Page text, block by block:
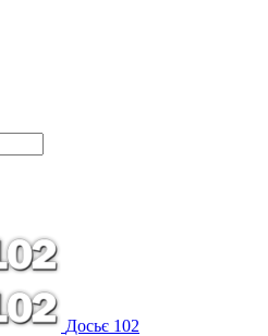
Досьє 102